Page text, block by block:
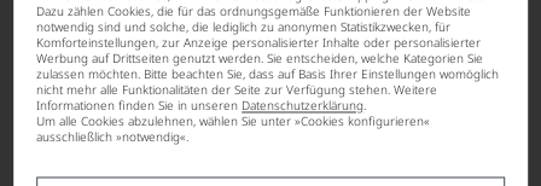
Dazu zählen Cookies, die für das ordnungsgemäße Funktionieren der Website
notwendig sind und solche, die lediglich zu anonymen Statistikzwecken, für
Komforteinstellungen, zur Anzeige personalisierter Inhalte oder personalisierter
Werbung auf Drittseiten genutzt werden. Sie entscheiden, welche Kategorien Sie
zulassen möchten. Bitte beachten Sie, dass auf Basis Ihrer Einstellungen womöglich
nicht mehr alle Funktionalitäten der Seite zur Verfügung stehen. Weitere
Informationen finden Sie in unseren Datenschutzerklärung.
Um alle Cookies abzulehnen, wählen Sie unter »Cookies konfigurieren«
ausschließlich »notwendig«.